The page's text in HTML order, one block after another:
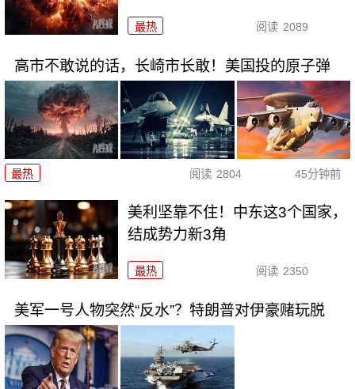
最热 阅读 2089
高市不敢说的话，长崎市长敢！美国投的原子弹
最热 阅读 2804 45分钟前
美利坚靠不住！中东这3个国家，
结成势力新3角
最热 阅读 2350
美军一号人物突然“反水”？特朗普对伊豪赌玩脱